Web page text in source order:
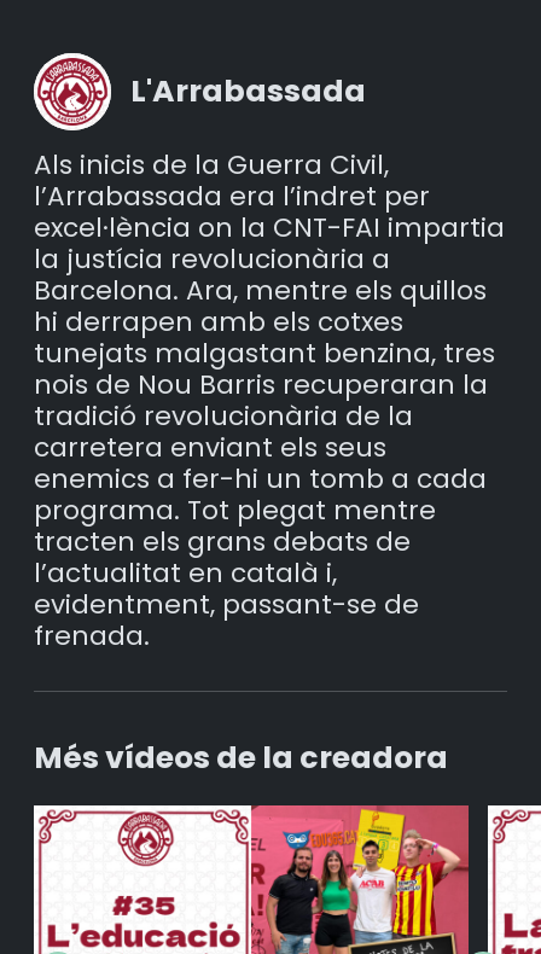
L'Arrabassada
Als inicis de la Guerra Civil,
l’Arrabassada era l’indret per
excel·lència on la CNT-FAI impartia
la justícia revolucionària a
Barcelona. Ara, mentre els quillos
hi derrapen amb els cotxes
tunejats malgastant benzina, tres
nois de Nou Barris recuperaran la
tradició revolucionària de la
carretera enviant els seus
enemics a fer-hi un tomb a cada
programa. Tot plegat mentre
tracten els grans debats de
l’actualitat en català i,
evidentment, passant-se de
frenada.
Més vídeos de la creadora